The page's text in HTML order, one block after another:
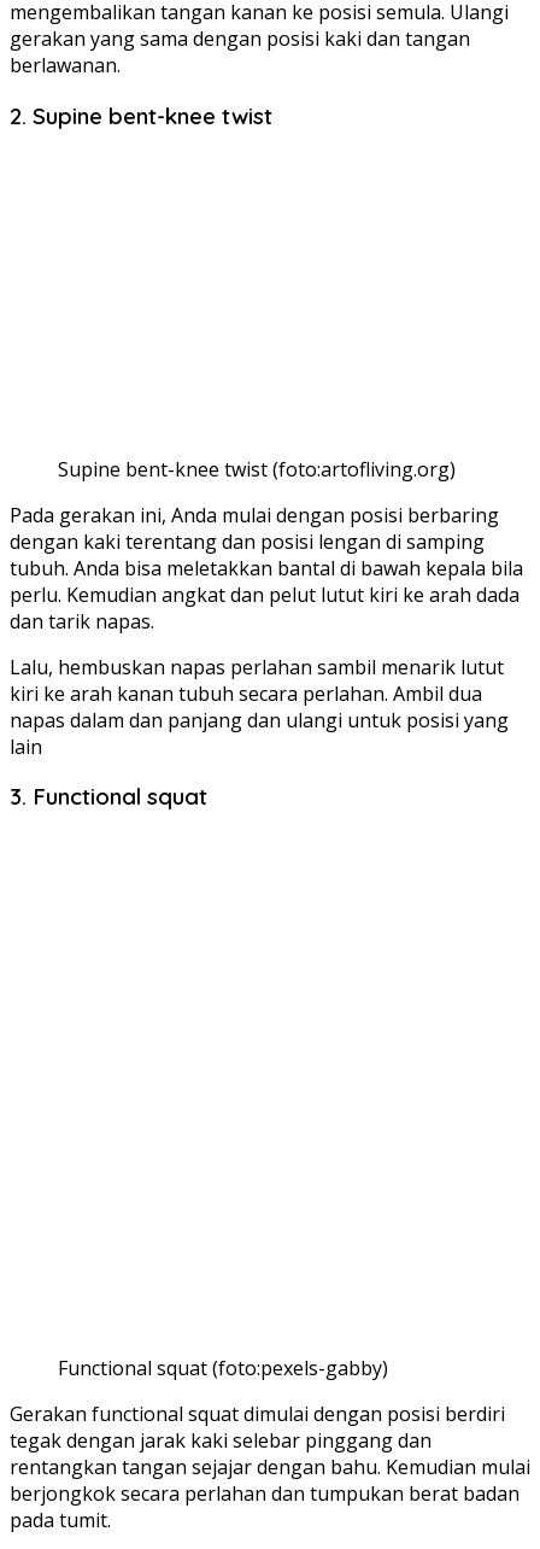
mengembalikan tangan kanan ke posisi semula. Ulangi
gerakan yang sama dengan posisi kaki dan tangan
berlawanan.
2. Supine bent-knee twist
Supine bent-knee twist (foto:artofliving.org)
Pada gerakan ini, Anda mulai dengan posisi berbaring
dengan kaki terentang dan posisi lengan di samping
tubuh. Anda bisa meletakkan bantal di bawah kepala bila
perlu. Kemudian angkat dan pelut lutut kiri ke arah dada
dan tarik napas.
Lalu, hembuskan napas perlahan sambil menarik lutut
kiri ke arah kanan tubuh secara perlahan. Ambil dua
napas dalam dan panjang dan ulangi untuk posisi yang
lain
3. Functional squat
Functional squat (foto:pexels-gabby)
Gerakan functional squat dimulai dengan posisi berdiri
tegak dengan jarak kaki selebar pinggang dan
rentangkan tangan sejajar dengan bahu. Kemudian mulai
berjongkok secara perlahan dan tumpukan berat badan
pada tumit.